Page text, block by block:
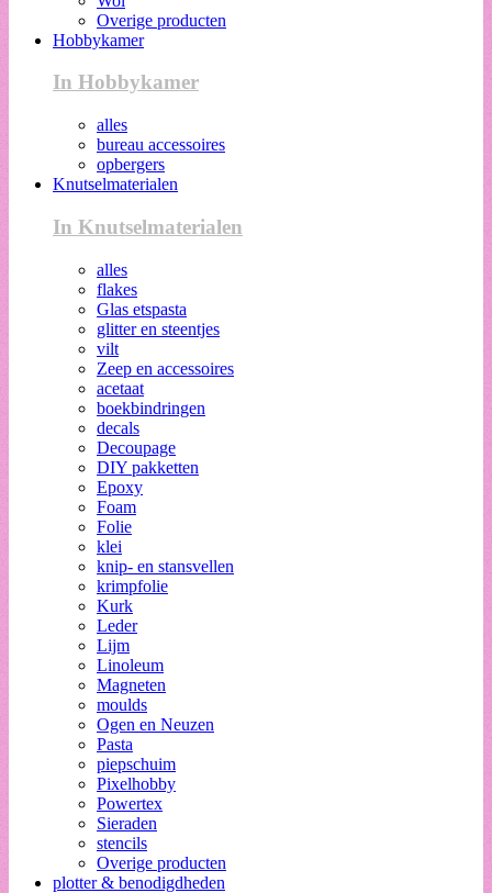
Overige producten
Hobbykamer
In Hobbykamer
alles
bureau accessoires
opbergers
Knutselmaterialen
In Knutselmaterialen
alles
flakes
Glas etspasta
glitter en steentjes
vilt
Zeep en accessoires
acetaat
boekbindringen
decals
Decoupage
DIY pakketten
Epoxy
Foam
Folie
klei
knip- en stansvellen
krimpfolie
Kurk
Leder
Lijm
Linoleum
Magneten
moulds
Ogen en Neuzen
Pasta
piepschuim
Pixelhobby
Powertex
Sieraden
stencils
Overige producten
plotter & benodigdheden